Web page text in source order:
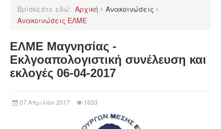
Η ΕΛΜΕ Μαγνησίας
Χρήσιμα
Παρατάξεις
Βρίσκεστε εδώ: Αρχική
Ανακοινώσεις
Ανακοινώσεις ΕΛΜΕ
ΕΛΜΕ Μαγνησίας -
Εκλγοαπολογιστική συνέλευση και
εκλογές 06-04-2017
07 Απριλίου 2017 1633